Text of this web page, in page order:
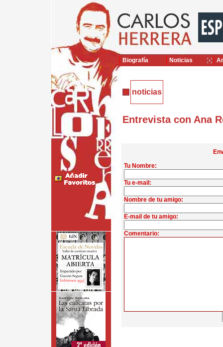
noticias
Entrevista con Ana
Tu Nombre:
Tu e-mail:
Nombre de tu amigo:
E-mail de tu amigo:
Comentario:
Biografía Noticias